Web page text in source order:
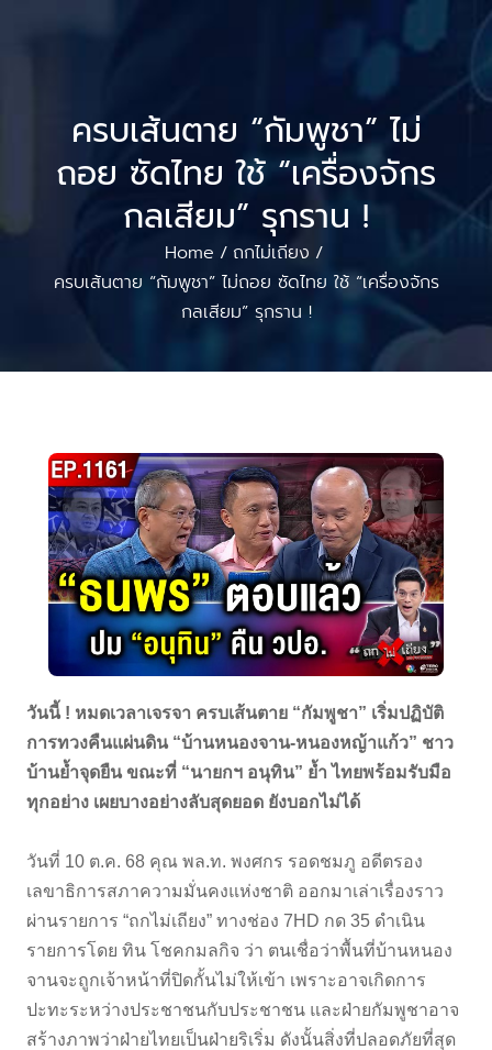
ครบเส้นตาย “กัมพูชา” ไม่
ถอย ซัดไทย ใช้ “เครื่องจักร
กลเสียม” รุกราน !
Home / ถกไม่เถียง /
ครบเส้นตาย “กัมพูชา” ไม่ถอย ซัดไทย ใช้ “เครื่องจักร
กลเสียม” รุกราน !
วันนี้ ! หมดเวลาเจรจา ครบเส้นตาย “กัมพูชา” เริ่มปฏิบัติ
การทวงคืนแผ่นดิน “บ้านหนองจาน-หนองหญ้าแก้ว” ชาว
บ้านย้ำจุดยืน ขณะที่ “นายกฯ อนุทิน” ย้ำ ไทยพร้อมรับมือ
ทุกอย่าง เผยบางอย่างลับสุดยอด ยังบอกไม่ได้
วันที่ 10 ต.ค. 68 คุณ พล.ท. พงศกร รอดชมภู อดีตรอง
เลขาธิการสภาความมั่นคงแห่งชาติ ออกมาเล่าเรื่องราว
ผ่านรายการ “ถกไม่เถียง” ทางช่อง 7HD กด 35 ดำเนิน
รายการโดย ทิน โชคกมลกิจ ว่า ตนเชื่อว่าพื้นที่บ้านหนอง
จานจะถูกเจ้าหน้าที่ปิดกั้นไม่ให้เข้า เพราะอาจเกิดการ
ปะทะระหว่างประชาชนกับประชาชน และฝ่ายกัมพูชาอาจ
สร้างภาพว่าฝ่ายไทยเป็นฝ่ายริเริ่ม ดังนั้นสิ่งที่ปลอดภัยที่สุด